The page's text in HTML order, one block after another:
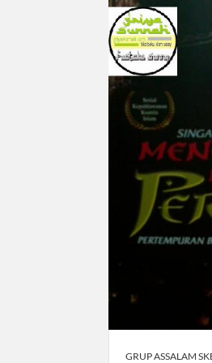
GRUP ASSALAM